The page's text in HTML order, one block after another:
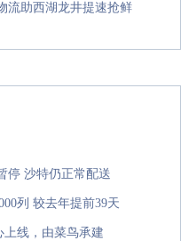
流助西湖龙井提速抢鲜
停 沙特仍正常配送
列 较去年提前39天
线，由菜鸟承建